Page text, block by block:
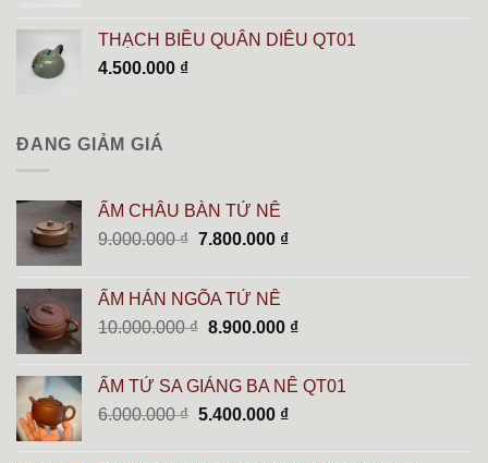
2.600.000 ₫.
tại
là:
THẠCH BIỀU QUÂN DIÊU QT01
4.500.000 ₫
ĐANG GIẢM GIÁ
ẤM CHÂU BÀN TỬ NÊ
9.000.000₫ Giá
9.000.000 ₫.
7.800.000 ₫Giá
7.800.000 ₫.
ẤM HÁN NGÕA TỬ NÊ
10.000.000₫ Giá
là:
10.000.000 ₫.
8.900.000 ₫Giá
là:
ẤM TỬ SA GIÁNG BA NÊ QT01
6.000.000₫ Giá
5.400.000 ₫Giá